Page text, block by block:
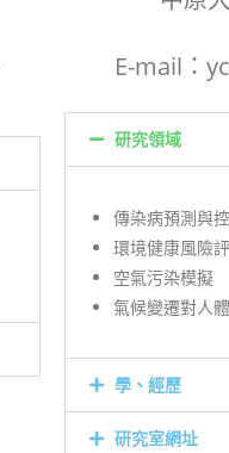
E-mail：
研究領域
傳染病預測與
環境健康風險
空氣污染模擬
氣候變遷對人
學、經歷
研究室網址